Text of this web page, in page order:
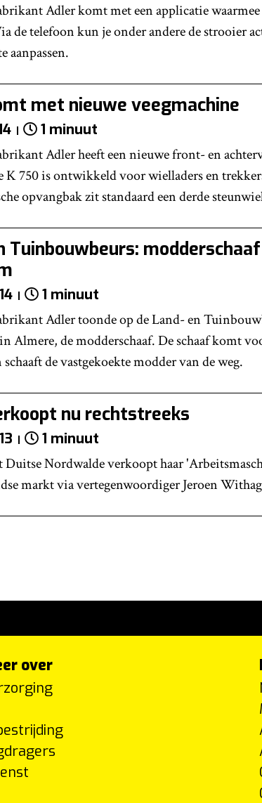
Adler komt met een applicatie
de telefoon kun je onder andere de strooier
aanpassen.
met nieuwe veegmachine
1 minuut
Adler heeft een nieuwe front- en
K 750 is ontwikkeld voor wielladers en
opvangbak zit standaard een derde
Tuinbouwbeurs:
1 minuut
Adler toonde op de Land- en
Almere, de modderschaaf. De schaaf komt
de vastgekoekte modder van de weg.
nu rechtstreeks
1 minuut
Duitse Nordwalde verkoopt haar
markt via vertegenwoordiger Jeroen
over